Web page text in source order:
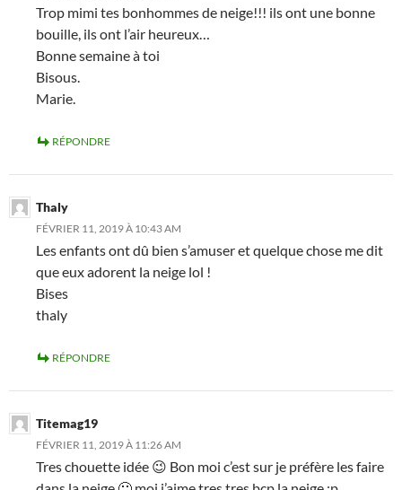
Trop mimi tes bonhommes de neige!!! ils ont une bonne
bouille, ils ont l’air heureux…
Bonne semaine à toi
Bisous.
Marie.
RÉPONDRE
Thaly
FÉVRIER 11, 2019 À 10:43 AM
Les enfants ont dû bien s’amuser et quelque chose me dit
que eux adorent la neige lol !
Bises
thaly
RÉPONDRE
Titemag19
FÉVRIER 11, 2019 À 11:26 AM
Tres chouette idée 😉 Bon moi c’est sur je préfère les faire